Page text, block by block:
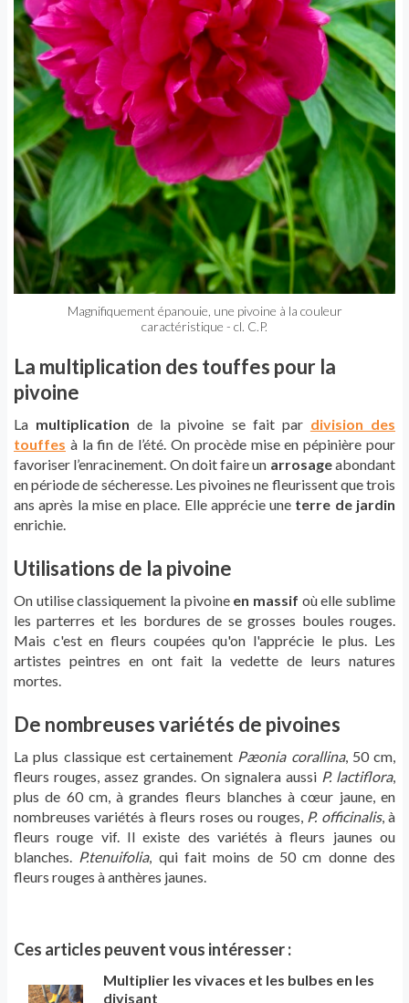
Magnifiquement épanouie, une pivoine à la couleur
caractéristique - cl. C.P.
La multiplication des touffes pour la
pivoine
La multiplication de la pivoine se fait par division des
touffes à la fin de l’été. On procède mise en pépinière pour
favoriser l’enracinement. On doit faire un arrosageabondant
en période de sécheresse. Les pivoines ne fleurissent que trois
ans après la mise en place. Elle apprécie une terre de jardin
enrichie.
Utilisations de la pivoine
On utilise classiquement la pivoine en massif où elle sublime
les parterres et les bordures de se grosses boules rouges.
Mais c'est en fleurs coupées qu'on l'apprécie le plus. Les
artistes peintres en ont fait la vedette de leurs natures
mortes.
De nombreuses variétés de pivoines
La plus classique est certainement Pæonia corallina, 50 cm,
fleurs rouges, assez grandes. On signalera aussi P. lactiflora,
plus de 60 cm, à grandes fleurs blanches à cœur jaune, en
nombreuses variétés à fleurs roses ou rouges, P. officinalis, à
fleurs rouge vif. Il existe des variétés à fleurs jaunes ou
blanches. P.tenuifolia, qui fait moins de 50 cm donne des
fleurs rouges à anthères jaunes.
Ces articles peuvent vous intéresser :
Multiplier les vivaces et les bulbes en les
divisant